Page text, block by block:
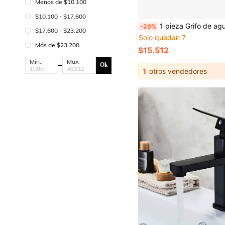
Menos de $10.100
$10.100 - $17.600
$17.600 - $23.200
Más de $23.200
Mín.: Máx: Ok
-20% 1 pieza Grifo de agua fría de acero inoxidable de una sola manija para lavabo de baño, Grifo de baño negro, Grifo de baño de un solo orificio, Grifo de baño de una sola manija, Grifo de agua fría, Para baño, inodoro, grifo de lavabo de hotel, Grifo de agua fría
Solo quedan 7
$15.512
1 otros vendedores